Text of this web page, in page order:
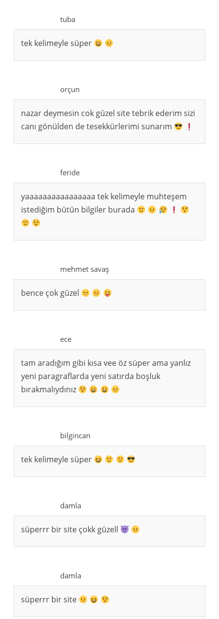
tuba
tek kelimeyle süper
orçun
nazar deymesin cok güzel site tebrik ederim sizi
canı gönülden de tesekkürlerimi sunarım
feride
yaaaaaaaaaaaaaaaa tek kelimeyle muhteşem
istediğim bütün bilgiler burada
mehmet savaş
bence çok güzel
ece
tam aradığım gibi kısa vee öz süper ama yanlız
yeni paragraflarda yeni satırda boşluk
bırakmalıydınız
bilgincan
tek kelimeyle süper
damla
süperrr bir site çokk güzell
damla
süperrr bir site